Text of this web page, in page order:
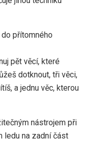
přítomného
pět věcí, které
dotknout, tři věci,
a jednu věc, kterou
nástrojem při
ledu na zadní část